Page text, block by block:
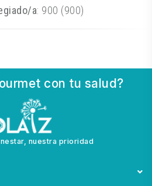
a: 900 (900)
con tu salud?
nuestra prioridad